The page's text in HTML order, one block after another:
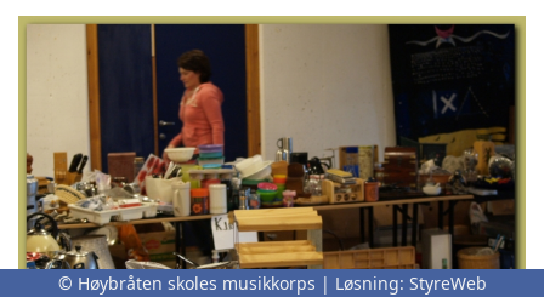
© Høybråten skoles musikkorps | Løsning: StyreWeb